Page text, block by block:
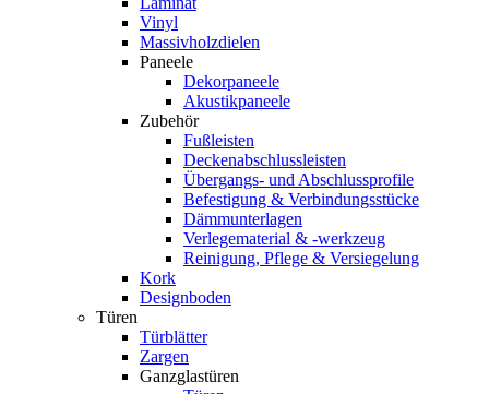
Vinyl
Massivholzdielen
Paneele
Dekorpaneele
Akustikpaneele
Zubehör
Fußleisten
Deckenabschlussleisten
Übergangs- und Abschlussprofile
Befestigung & Verbindungsstücke
Dämmunterlagen
Verlegematerial & -werkzeug
Reinigung, Pflege & Versiegelung
Kork
Designboden
Türen
Türblätter
Zargen
Ganzglastüren